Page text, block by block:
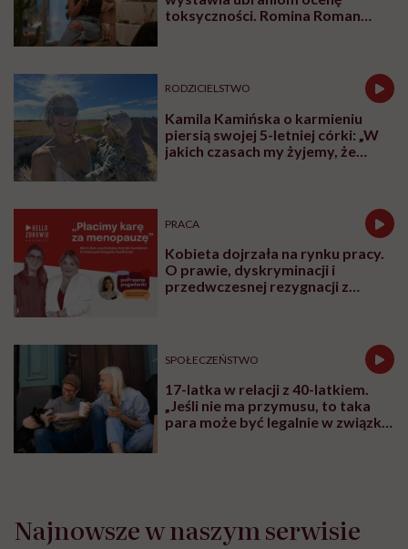
toksyczności. Romina Roman
RODZICIELSTWO
Kamila Kamińska o karmieniu
piersią swojej 5-letniej córki: „W
jakich czasach my żyjemy, że
PRACA
Kobieta dojrzała na rynku pracy.
O prawie, dyskryminacji i
przedwczesnej rezygnacji z
SPOŁECZEŃSTWO
17-latka w relacji z 40-latkiem.
„Jeśli nie ma przymusu, to taka
para może być legalnie w związku.
Najnowsze w naszym serwisie